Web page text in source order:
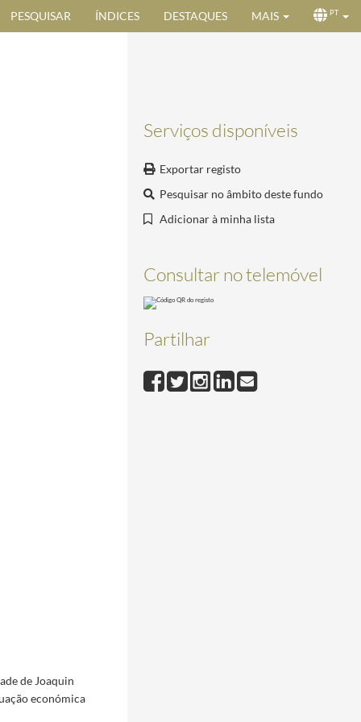
PESQUISAR ÍNDICES DESTAQUES MAIS PT
Serviços disponíveis
Exportar registo
Pesquisar no âmbito deste fundo
Adicionar à minha lista
Consultar no telemóvel
Partilhar
de Joaquin
económica